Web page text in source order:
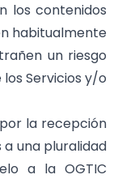
los contenidos
habitualmente
un riesgo
Servicios y/o
la recepción
a una pluralidad
a la OGTIC